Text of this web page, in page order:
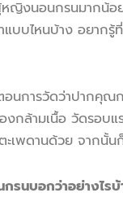
ญิงนอนกรนมากน้อ
แบบไหนบ้าง อยาก
นการวัดว่าปากคุณ
กล้ามเนื้อ วัดรอบแ
ะเพดานด้วย จากนั้
กรนบอกว่าอย่างไร